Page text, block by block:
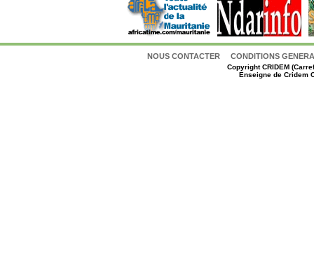
NOUS CONTACTER CONDITIONS
CopyrightCRIDEM
Enseigne de Cridem